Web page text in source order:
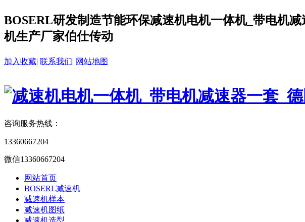
BOSERL研发制造节能环保减速机电机一体机_带电机
机生产厂家伯仕传动
加入收藏| 联系我们| 网站地图
咨询服务热线：
13360667204
微信13360667204
网站首页
BOSERL减速机
减速机样本
减速机图纸
减速机选型